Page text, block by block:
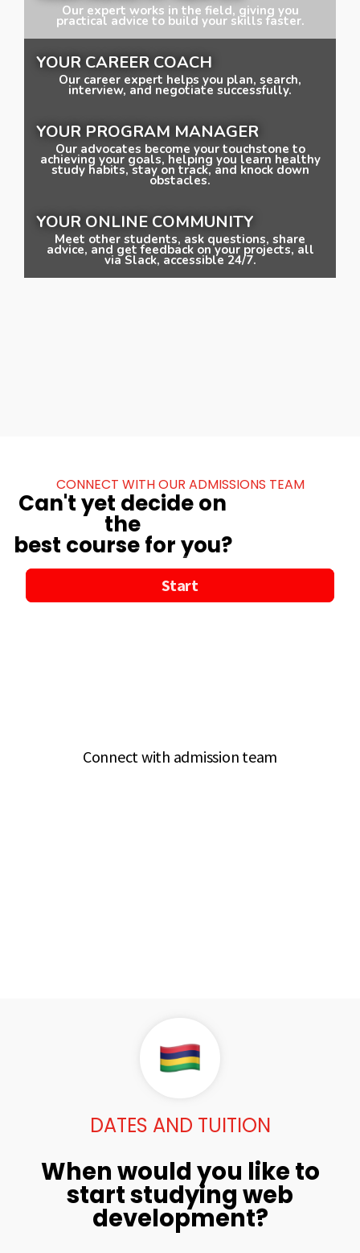
Our expert works in the field, giving you
practical advice to build your skills faster.
YOUR CAREER COACH
Our career expert helps you plan, search,
interview, and negotiate successfully.
YOUR PROGRAM MANAGER
Our advocates become your touchstone to
achieving your goals, helping you learn healthy
study habits, stay on track, and knock down
obstacles.
YOUR ONLINE COMMUNITY
Meet other students, ask questions, share
advice, and get feedback on your projects, all
via Slack, accessible 24/7.
CONNECT WITH OUR ADMISSIONS TEAM
Can't yet decide on
the
best course for you?
DATES AND TUITION
When would you like to
start studying web
development?